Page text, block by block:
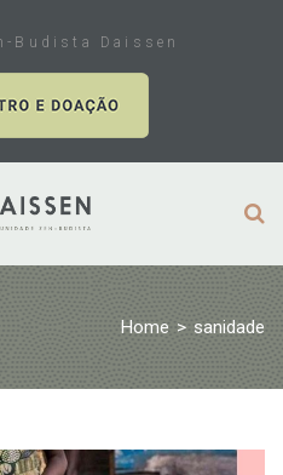
Budista Daissen
Home > sanidade